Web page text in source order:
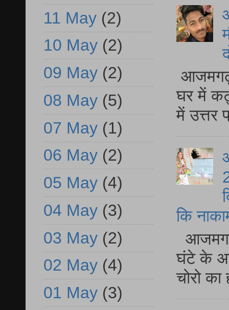
घर में
में
कि
घंटे के
चोरो
11 May (2)
10 May (2)
09 May (2)
08 May (5)
07 May (1)
06 May (2)
05 May (4)
04 May (3)
03 May (2)
02 May (4)
01 May (3)